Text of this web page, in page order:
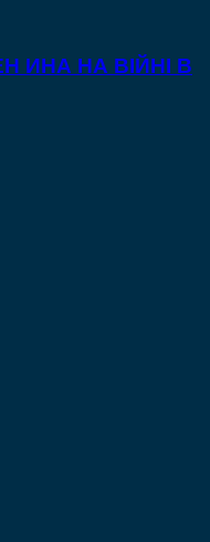
ИНА НА ВІЙНІ В